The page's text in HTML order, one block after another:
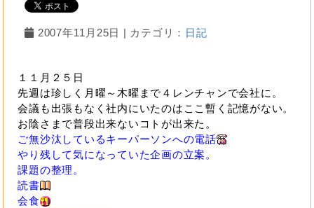
2007年11月25日 | カテゴリ： 日記
１１月２５日
先週は珍しく月曜～木曜まで４レンチャンで会社に。
会議も出張もなく社内にいたのはここ暫く記憶がない。
お陰さまで普段出来ないコトが出来た。
ご無沙汰しているキーパーソンへの電話
やり残して気になっていた企画の立案。
課題の整理。
読書
会食